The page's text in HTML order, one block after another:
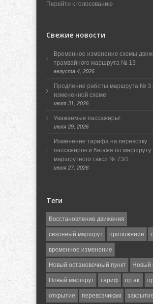
Перейти к голосованию
Свежие новости
Временное изменение схемы
трамвайного маршрута № 13
августа 4, 2026
Продление работы маршрута № 3
измененной схеме
июля 31, 2026
Уважаемые пассажиры!
июля 29, 2026
Изменение тарифа на перевозку
пассажиров и багажа по маршруту
маршрутного такси № 73/1
июля 27, 2026
Теги
Восстановление движения
сезонный маршрут приложение
временное изменение
Новый остановочный пункт Новый
Новый маршрут тариф пр.ак.
открытие перевозчикам закрытие